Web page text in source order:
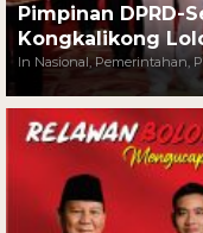
Pimpinan DPRD-
Kongkalikong
In Nasional, Pemerintahan,